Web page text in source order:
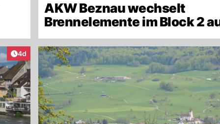
AKW Beznau wechselt
Brennelemente im Block 2
Artikel veröffentlicht:
4d